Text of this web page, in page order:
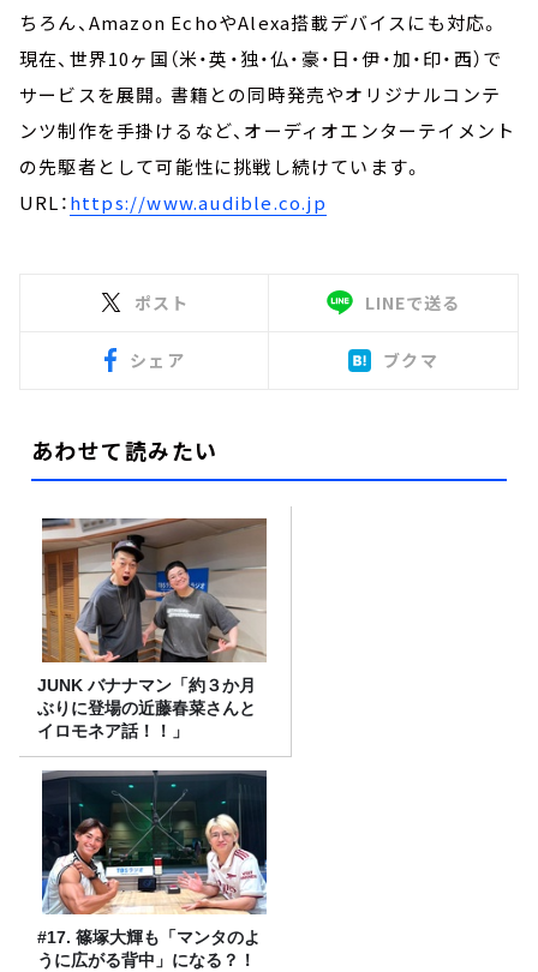
ちろん、Amazon EchoやAlexa搭載デバイスにも対応。
現在、世界10ヶ国（米・英・独・仏・豪・日・伊・加・印・西）で
サービスを展開。書籍との同時発売やオリジナルコンテ
ンツ制作を手掛けるなど、オーディオエンターテイメント
の先駆者として可能性に挑戦し続けています。
URL：https://www.audible.co.jp
ポスト LINEで送る
シェア ブクマ
あわせて読みたい
JUNK バナナマン「約３か月
ぶりに登場の近藤春菜さんと
イロモネア話！！」
#17. 篠塚大輝も「マンタのよ
うに広がる背中」になる？！